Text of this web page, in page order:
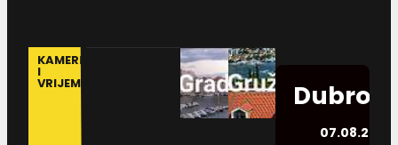
KAMERE
I
VRIJEME
07.08.2026.